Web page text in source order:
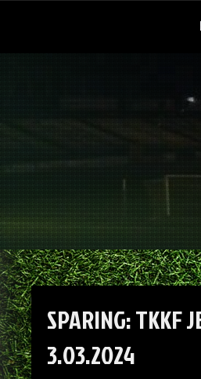
SPARING: TKKF
3.03.2024